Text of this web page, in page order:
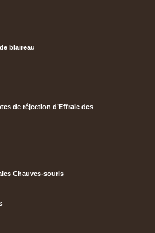
blaireau
de réjection d’Effraie des
Chauves-souris